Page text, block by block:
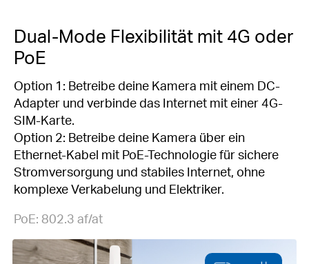
Dual-Mode Flexibilität mit 4G oder
PoE
Option 1: Betreibe deine Kamera mit einem DC-
Adapter und verbinde das Internet mit einer 4G-
SIM-Karte.
Option 2: Betreibe deine Kamera über ein
Ethernet-Kabel mit PoE-Technologie für sichere
Stromversorgung und stabiles Internet, ohne
komplexe Verkabelung und Elektriker.
PoE: 802.3 af/at